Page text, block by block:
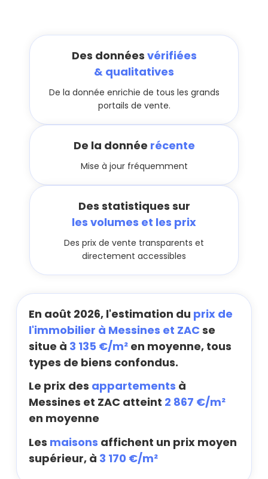
Des données vérifiées
& qualitatives
De la donnée enrichie de tous les grands
portails de vente.
De la donnée récente
Mise à jour fréquemment
Des statistiques sur
les volumes et les prix
Des prix de vente transparents et
directement accessibles
En août 2026, l'estimation du prix de
l'immobilier à Messines et ZAC se
situe à 3 135 €/m² en moyenne, tous
types de biens confondus.
Le prix des appartements à
Messines et ZAC atteint 2 867 €/m²
en moyenne
Les maisons affichent un prix moyen
supérieur, à 3 170 €/m²